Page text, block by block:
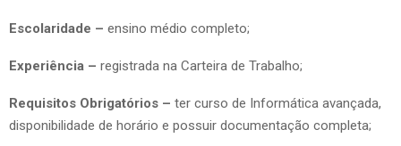
Escolaridade – ensino médio completo;
Experiência – registrada na Carteira de Trabalho;
Requisitos Obrigatórios – ter curso de Informática avançada,
disponibilidade de horário e possuir documentação completa;